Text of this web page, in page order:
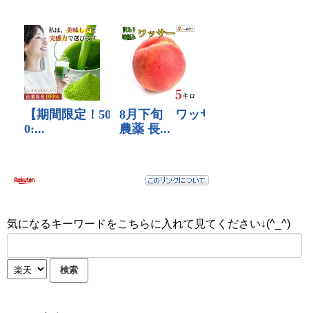
気になるキーワードをこちらに入れて見てください↓(^_^)